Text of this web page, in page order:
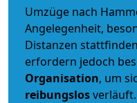
Umzüge nach
Angelegenheit,
Distanzen
erfordern jedoch
Organisation, um
reibungslosverläuft.